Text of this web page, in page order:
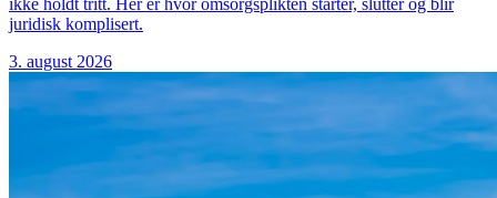
ikke holdt tritt. Her er hvor omsorgsplikten starter, slutter og blir
juridisk komplisert.
3. august 2026